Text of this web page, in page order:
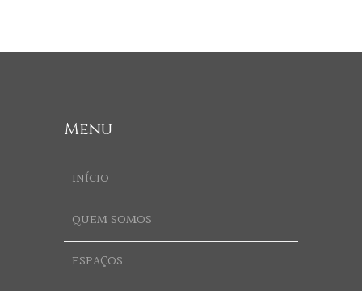
Menu
INÍCIO
QUEM SOMOS
ESPAÇOS